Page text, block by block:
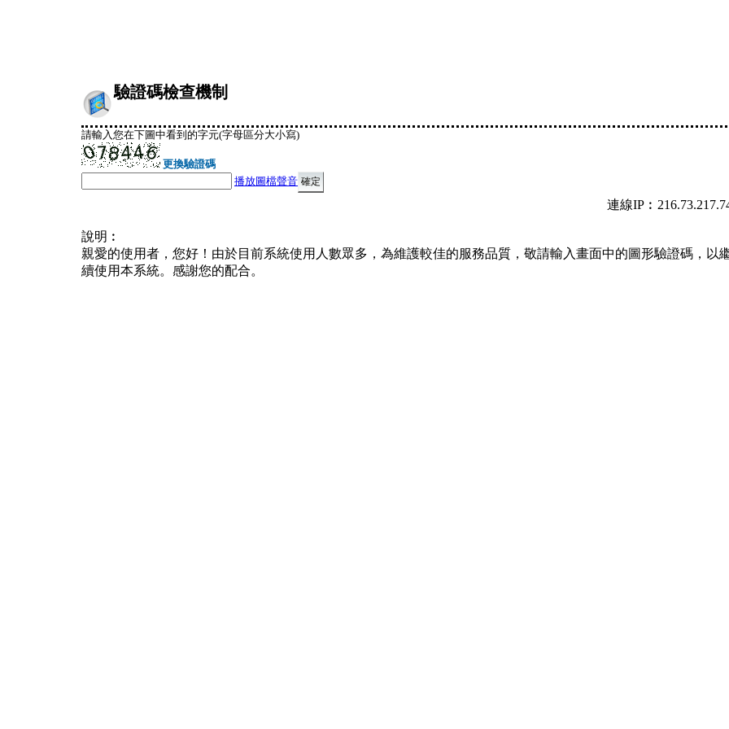
驗證碼檢查機制
請輸入您在下圖中看到的字元(字母區分大小寫)
更換驗證碼
播放圖檔聲音
連線
說明︰
親愛的使用者，您好！由於目前系統使用人數眾多，為維護較佳的服務品質，敬請輸入畫面中的圖形驗證碼，以
續使用本系統。感謝您的配合。